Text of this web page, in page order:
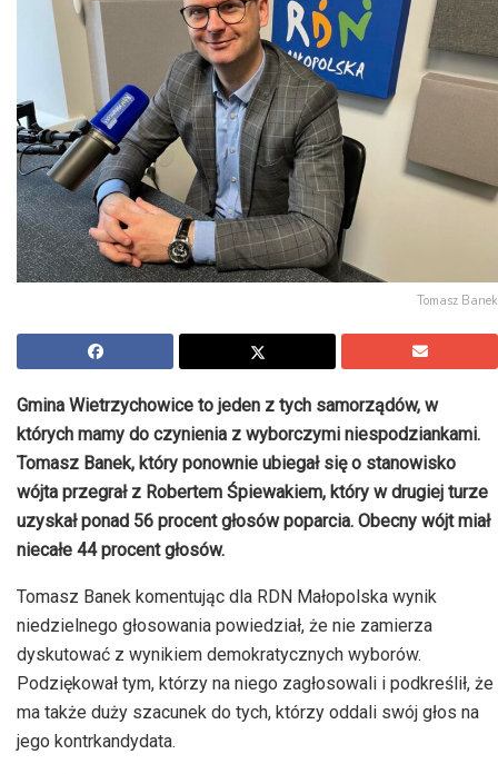
Tomasz Banek
Gmina Wietrzychowice to jeden z tych samorządów, w
których mamy do czynienia z wyborczymi niespodziankami.
Tomasz Banek, który ponownie ubiegał się o stanowisko
wójta przegrał z Robertem Śpiewakiem, który w drugiej turze
uzyskał ponad 56 procent głosów poparcia. Obecny wójt miał
niecałe 44 procent głosów.
Tomasz Banek komentując dla RDN Małopolska wynik
niedzielnego głosowania powiedział, że nie zamierza
dyskutować z wynikiem demokratycznych wyborów.
Podziękował tym, którzy na niego zagłosowali i podkreślił, że
ma także duży szacunek do tych, którzy oddali swój głos na
jego kontrkandydata.